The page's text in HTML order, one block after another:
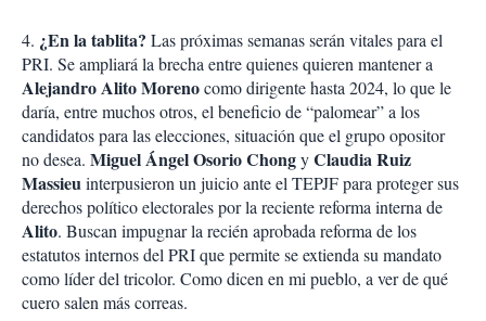
4. ¿En la tablita? Las próximas semanas serán vitales para el
PRI. Se ampliará la brecha entre quienes quieren mantener a
Alejandro Alito Morenocomo dirigente hasta 2024, lo que le
daría, entre muchos otros, el beneficio de “palomear” a los
candidatos para las elecciones, situación que el grupo opositor
no desea. Miguel Ángel Osorio ChongyClaudia Ruiz
Massieuinterpusieron un juicio ante el TEPJF para proteger sus
derechos político electorales por la reciente reforma interna de
Alito. Buscan impugnar la recién aprobada reforma de los
estatutos internos del PRI que permite se extienda su mandato
como líder del tricolor. Como dicen en mi pueblo, a ver de qué
cuero salen más correas.